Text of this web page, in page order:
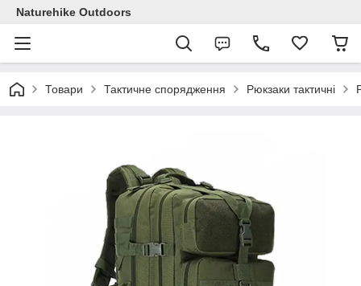
Naturehike Outdoors
Товари Тактичне спорядження Рюкзаки тактичні